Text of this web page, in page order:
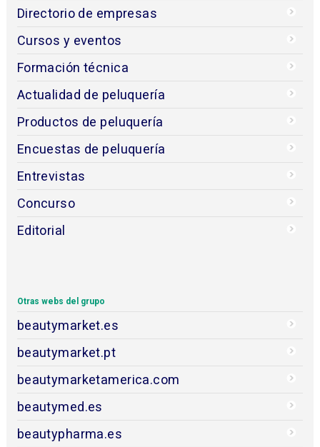
Directorio de empresas
Cursos y eventos
Formación técnica
Actualidad de peluquería
Productos de peluquería
Encuestas de peluquería
Entrevistas
Concurso
Editorial
Otras webs del grupo
beautymarket.es
beautymarket.pt
beautymarketamerica.com
beautymed.es
beautypharma.es